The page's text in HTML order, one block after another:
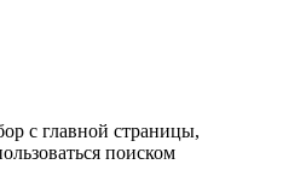
с главной страницы,
поиском